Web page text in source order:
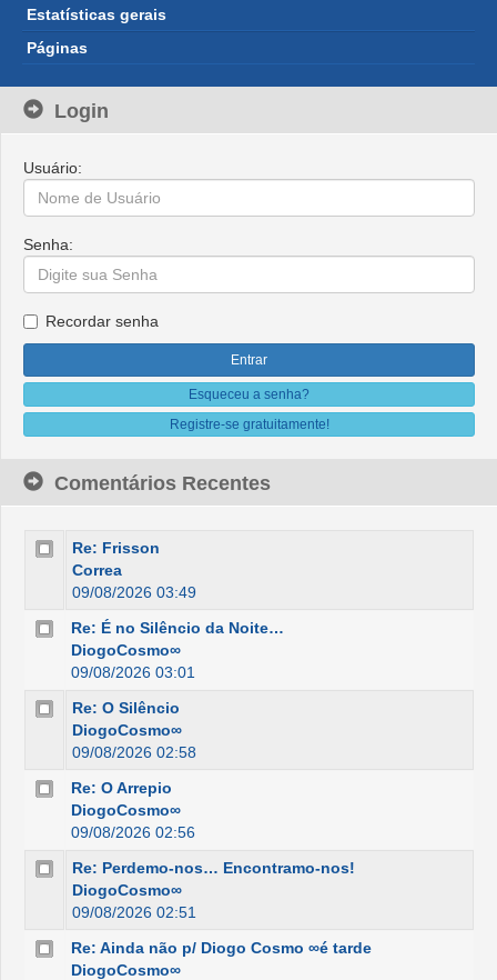
Estatísticas gerais
Páginas
Login
Usuário:
Senha:
Recordar senha
Esqueceu a senha?
Registre-se gratuitamente!
Comentários Recentes
Re: Frisson
Correa
09/08/2026 03:49
Re: É no Silêncio da Noite…
DiogoCosmo∞
09/08/2026 03:01
Re: O Silêncio
DiogoCosmo∞
09/08/2026 02:58
Re: O Arrepio
DiogoCosmo∞
09/08/2026 02:56
Re: Perdemo-nos… Encontramo-nos!
DiogoCosmo∞
09/08/2026 02:51
Re: Ainda não p/ Diogo Cosmo ∞é tarde
DiogoCosmo∞